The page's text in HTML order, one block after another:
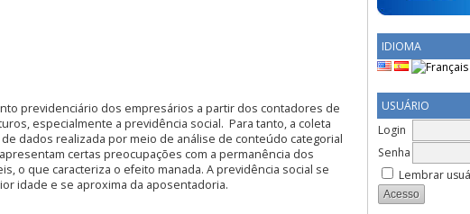
IDIOMA
USUÁRIO
Login
Senha
Lembrar
previdenciário dos empresários a partir dos contadores de
especialmente a previdência social. Para tanto, a coleta
dados realizada por meio de análise de conteúdo categorial
certas preocupações com a permanência dos
o que caracteriza o efeito manada. A previdência social se
idade e se aproxima da aposentadoria.